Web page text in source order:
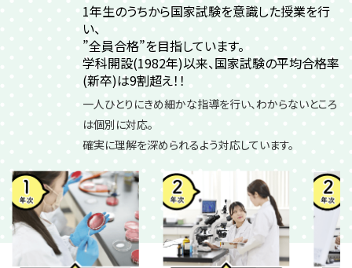
1年生のうちから国家試験を意識した授業を行
い、
”全員合格”を目指しています。
学科開設(1982年)以来、国家試験の平均合格率
(新卒)は9割超え！！
一人ひとりにきめ細かな指導を行い、わからないところ
は個別に対応。
確実に理解を深められるよう対応しています。